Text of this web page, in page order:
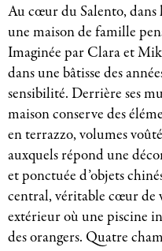
Au cœur du Salento, dans
une maison de famille
Imaginée par Clara et
dans une bâtisse des
sensibilité. Derrière ses
maison conserve des
en terrazzo, volumes
auxquels répond une
et ponctuée d’objets
central, véritable cœur de
extérieur où une piscine
des orangers. Quatre